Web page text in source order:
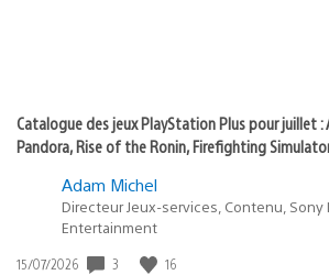
Catalogue des jeux PlayStation Plus pour juillet
Pandora, Rise of the Ronin, Firefighting
Adam Michel
Directeur Jeux-services, Contenu, Sony
Entertainment
Date
15/07/2026 3 16